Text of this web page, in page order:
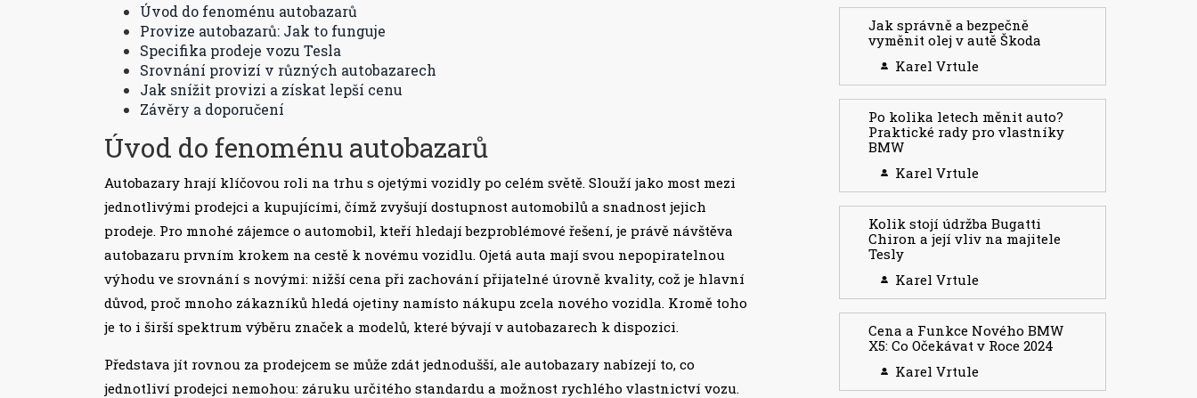
Úvod do fenoménu autobazarů
Provize autobazarů: Jak to funguje
Specifika prodeje vozu Tesla
Srovnání provizí v různých autobazarech
Jak snížit provizi a získat lepší cenu
Závěry a doporučení
Úvod do fenoménu autobazarů
Autobazary hrají klíčovou roli na trhu s ojetými vozidly po celém světě. Slouží jako most mezi
jednotlivými prodejci a kupujícími, čímž zvyšují dostupnost automobilů a snadnost jejich
prodeje. Pro mnohé zájemce o automobil, kteří hledají bezproblémové řešení, je právě návštěva
autobazaru prvním krokem na cestě k novému vozidlu. Ojetá auta mají svou nepopiratelnou
výhodu ve srovnání s novými: nižší cena při zachování přijatelné úrovně kvality, což je hlavní
důvod, proč mnoho zákazníků hledá ojetiny namísto nákupu zcela nového vozidla. Kromě toho
je to i širší spektrum výběru značek a modelů, které bývají v autobazarech k dispozici.
Představa jít rovnou za prodejcem se může zdát jednodušší, ale autobazary nabízejí to, co
jednotliví prodejci nemohou: záruku určitého standardu a možnost rychlého vlastnictví vozu.
Jak správně a bezpečně
vyměnit olej v autě Škoda
Karel Vrtule
Po kolika letech měnit auto?
Praktické rady pro vlastníky
BMW
Karel Vrtule
Kolik stojí údržba Bugatti
Chiron a její vliv na majitele
Tesly
Karel Vrtule
Cena a Funkce Nového BMW
X5: Co Očekávat v Roce 2024
Karel Vrtule